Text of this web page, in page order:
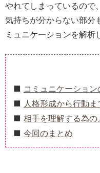
やれてしまっているので
気持ちが分からない部分
ミュニケーションを解析
コミュニケーション
人格形成から行動ま
相手を理解する為
今回のまとめ